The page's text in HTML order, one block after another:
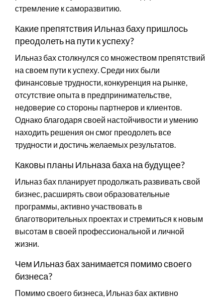
стремление к саморазвитию.
Какие препятствия Ильназ баху пришлось
преодолеть на пути к успеху?
Ильназ бах столкнулся со множеством препятствий
на своем пути к успеху. Среди них были
финансовые трудности, конкуренция на рынке,
отсутствие опыта в предпринимательстве,
недоверие со стороны партнеров и клиентов.
Однако благодаря своей настойчивости и умению
находить решения он смог преодолеть все
трудности и достичь желаемых результатов.
Каковы планы Ильназа баха на будущее?
Ильназ бах планирует продолжать развивать свой
бизнес, расширять свои образовательные
программы, активно участвовать в
благотворительных проектах и стремиться к новым
высотам в своей профессиональной и личной
жизни.
Чем Ильназ бах занимается помимо своего
бизнеса?
Помимо своего бизнеса, Ильназ бах активно